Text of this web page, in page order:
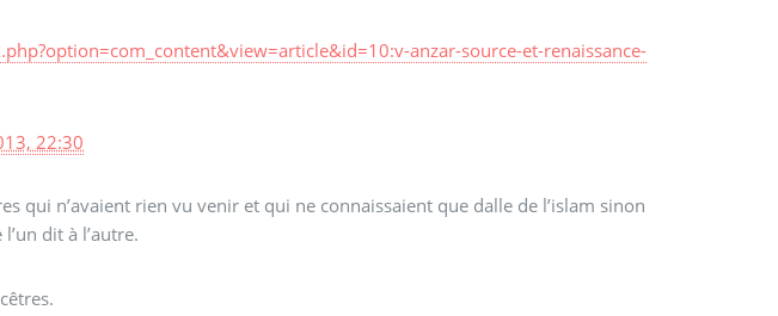
anzar-source-et-renaissance-
22:30
qui n’avaient rien vu venir et qui ne connaissaient que dalle de l’islam sinon
dit à l’autre.